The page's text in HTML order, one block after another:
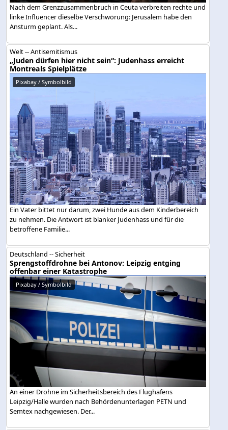
Nach dem Grenzzusammenbruch in Ceuta verbreiten rechte und
linke Influencer dieselbe Verschwörung: Jerusalem habe den
Ansturm geplant. Als...
Welt -- Antisemitismus
„Juden dürfen hier nicht sein“: Judenhass erreicht
Montreals Spielplätze
Pixabay / Symbolbild
Ein Vater bittet nur darum, zwei Hunde aus dem Kinderbereich
zu nehmen. Die Antwort ist blanker Judenhass und für die
betroffene Familie...
Deutschland -- Sicherheit
Sprengstoffdrohne bei Antonov: Leipzig entging
offenbar einer Katastrophe
Pixabay / Symbolbild
An einer Drohne im Sicherheitsbereich des Flughafens
Leipzig/Halle wurden nach Behördenunterlagen PETN und
Semtex nachgewiesen. Der...